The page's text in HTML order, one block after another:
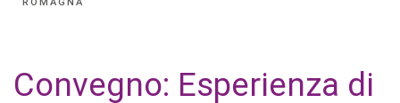
Convegno: Esperienza di